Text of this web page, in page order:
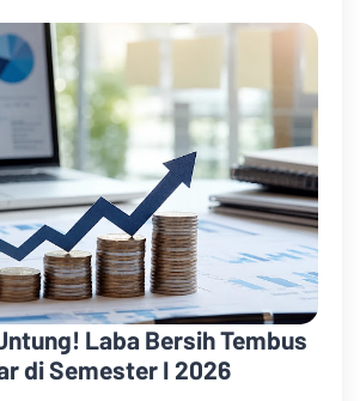
Laba Bersih Tembus
di Semester I 2026